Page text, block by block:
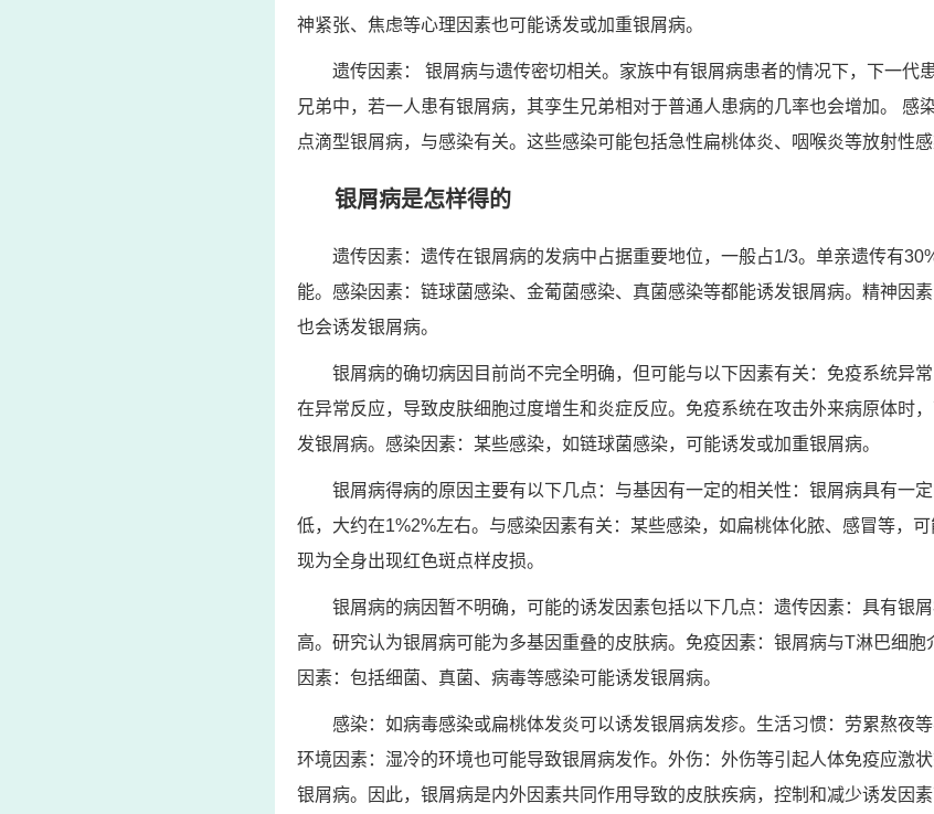
神紧张、焦虑等心理因素也可能诱发或加重银屑病。
遗传因素： 银屑病与遗传密切相关。家族中有银屑病患者的情况下，下一代
兄弟中，若一人患有银屑病，其孪生兄弟相对于普通人患病的几率也会增加。 感
点滴型银屑病，与感染有关。这些感染可能包括急性扁桃体炎、咽喉炎等放射性感
银屑病是怎样得的
遗传因素：遗传在银屑病的发病中占据重要地位，一般占1/3。单亲遗传有
能。感染因素：链球菌感染、金葡菌感染、真菌感染等都能诱发银屑病。精神因
也会诱发银屑病。
银屑病的确切病因目前尚不完全明确，但可能与以下因素有关：免疫系统异
在异常反应，导致皮肤细胞过度增生和炎症反应。免疫系统在攻击外来病原体时
发银屑病。感染因素：某些感染，如链球菌感染，可能诱发或加重银屑病。
银屑病得病的原因主要有以下几点：与基因有一定的相关性：银屑病具有一
低，大约在1%2%左右。与感染因素有关：某些感染，如扁桃体化脓、感冒等，
现为全身出现红色斑点样皮损。
银屑病的病因暂不明确，可能的诱发因素包括以下几点：遗传因素：具有银
高。研究认为银屑病可能为多基因重叠的皮肤病。免疫因素：银屑病与T淋巴细
因素：包括细菌、真菌、病毒等感染可能诱发银屑病。
感染：如病毒感染或扁桃体发炎可以诱发银屑病发疹。生活习惯：劳累熬夜
环境因素：湿冷的环境也可能导致银屑病发作。外伤：外伤等引起人体免疫应激
银屑病。因此，银屑病是内外因素共同作用导致的皮肤疾病，控制和减少诱发因素